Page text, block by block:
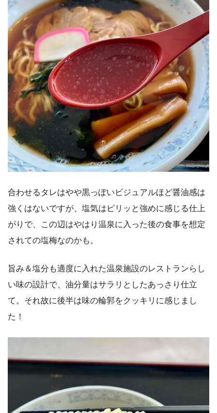
合わせるタレはやや黒っぽいビジュアルほど醤油感は
強くはないですが、塩気はピリッと強めに感じる仕上
がりで、この辺はやはり温泉に入った後の食事を想定
されての塩梅なのかも。
旨み＆塩分も適度に入れた温泉施設のレストランらし
い味の設計で、油分量はサラリとしたあっさり仕立
て。それ故に後半は味の輪郭をクッキリに感じまし
た！